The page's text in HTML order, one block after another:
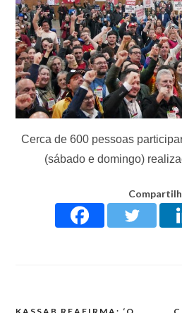
Cerca de 600 pessoas
(sábado e domingo)